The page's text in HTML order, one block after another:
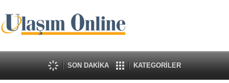
SON DAKİKA KATEGORİLER